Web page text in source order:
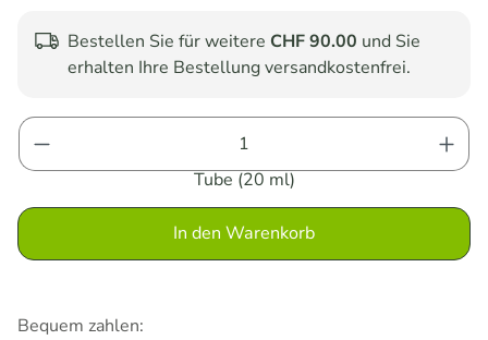
Bestellen Sie für weitere CHF 90.00 und Sie
erhalten Ihre Bestellung versandkostenfrei.
Produkt Anzahl: Gib den gewünschten
Tube (20 ml)
In den Warenkorb
Bequem zahlen: